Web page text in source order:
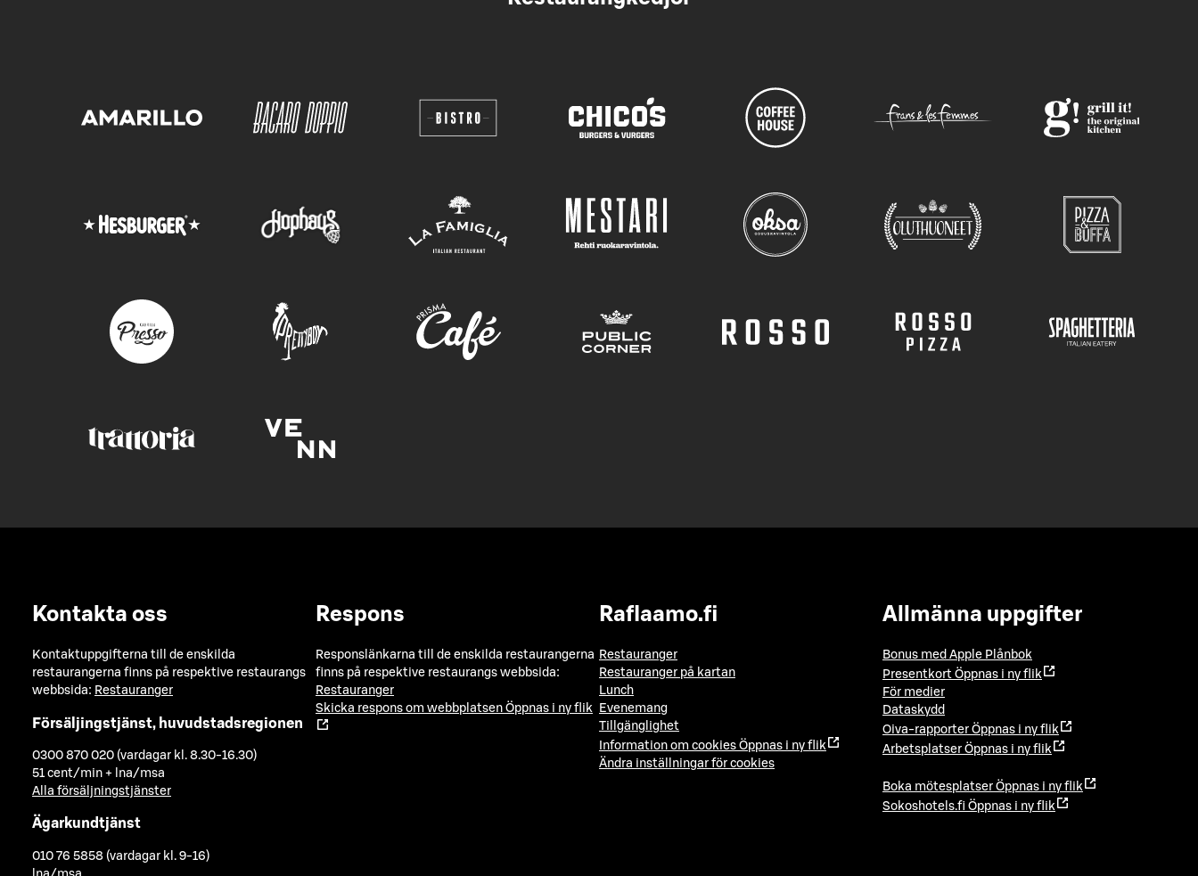
Kontakta oss
Kontaktuppgifterna till de enskilda
restaurangerna finns på respektive restaurangs
webbsida: Restauranger
Försäljingstjänst, huvudstadsregionen
0300 870 020 (vardagar kl. 8.30-16.30)
51 cent/min + lna/msa
Alla försäljningstjänster
Ägarkundtjänst
010 76 5858 (vardagar kl. 9-16)
Respons
Responslänkarna till de enskilda restaurangerna
finns på respektive restaurangs webbsida:
Restauranger
Skicka respons om webbplatsen Öppnas i ny flik
Raflaamo.fi
Restauranger
Restauranger på kartan
Lunch
Evenemang
Tillgänglighet
Information om cookies Öppnas i ny flik
Ändra inställningar för cookies
Allmänna uppgifter
Bonus med Apple Plånbok
Presentkort Öppnas i ny flik
För medier
Dataskydd
Oiva-rapporter Öppnas i ny flik
Arbetsplatser Öppnas i ny flik
Boka mötesplatser Öppnas i ny flik
Sokoshotels.fi Öppnas i ny flik